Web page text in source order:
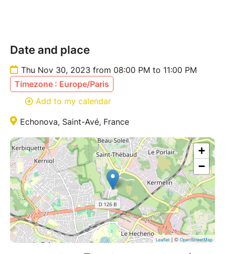
se dévoiler à nous.
Date and place
Thu Nov 30, 2023 from 08:00 PM to 11:00 PM
Timezone : Europe/Paris
Add to my calendar
Echonova, Saint-Avé, France
+
−
Leaflet| © OpenStreetMap